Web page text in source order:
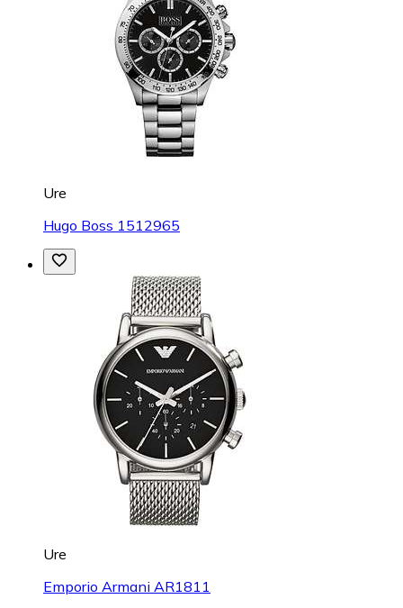
Ure
Hugo Boss 1512965
Ure
Emporio Armani AR1811